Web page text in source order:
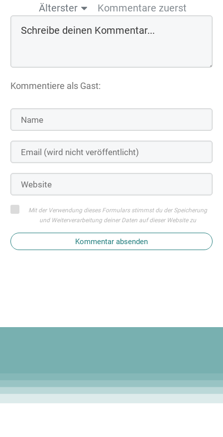
Älterster
Kommentare zuerst
Kommentiere als Gast:
Mit der Verwendung dieses Formulars stimmst du der Speicherung
und Weiterverarbeitung deiner Daten auf dieser Website zu
Kommentar absenden